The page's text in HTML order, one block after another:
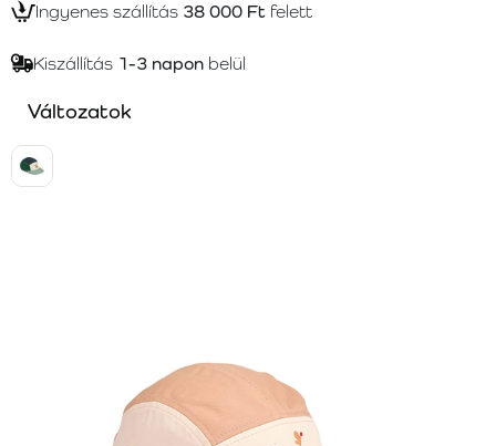
Ingyenes szállítás 38 000 Ft felett
Kiszállítás 1-3 napon belül
Változatok